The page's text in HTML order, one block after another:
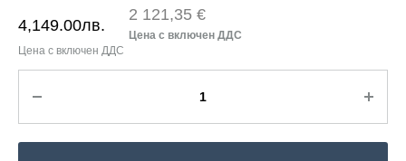
4,149.00лв.
2 121,35 €